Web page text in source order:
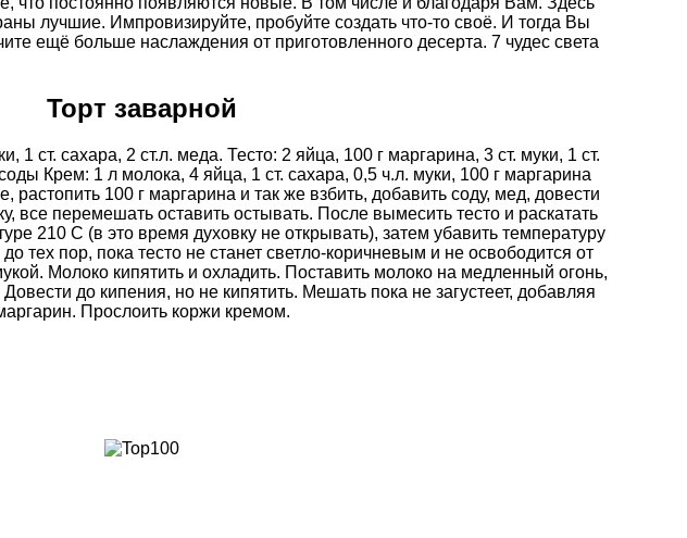
лучшие. Импровизируйте, пробуйте создать что-то своё. И тогда Вы
ещё больше наслаждения от приготовленного десерта. 7 чудес света
Торт заварной
1 ст. сахара, 2 ст.л. меда. Тесто: 2 яйца, 100 г маргарина, 3 ст. муки, 1 ст.
Крем: 1 л молока, 4 яйца, 1 ст. сахара, 0,5 ч.л. муки, 100 г маргарина
растопить 100 г маргарина и так же взбить, добавить соду, мед, довести
все перемешать оставить остывать. После вымесить тесто и раскатать
210 С (в это время духовку не открывать), затем убавить температуру
тех пор, пока тесто не станет светло-коричневым и не освободится от
Молоко кипятить и охладить. Поставить молоко на медленный огонь,
до кипения, но не кипятить. Мешать пока не загустеет, добавляя
Прослоить коржи кремом.